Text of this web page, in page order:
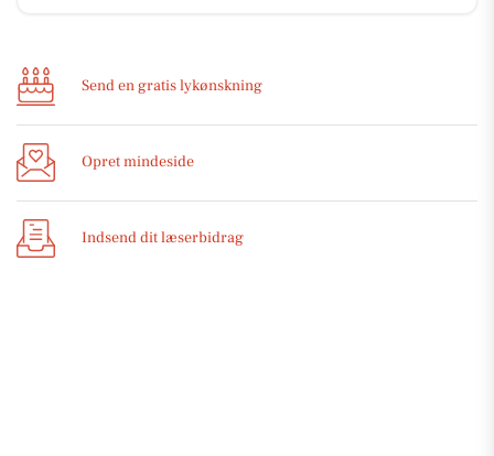
Send en gratis lykønskning
Opret mindeside
Indsend dit læserbidrag